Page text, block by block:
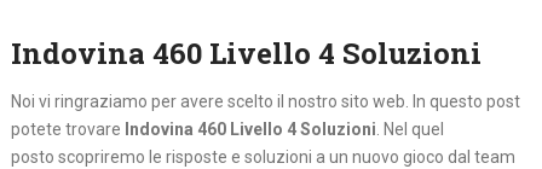
Indovina 460 Livello 4 Soluzioni
Noi vi ringraziamo per avere scelto il nostro sito web. In questo post
potete trovare Indovina 460 Livello 4 Soluzioni. Nel quel
posto scopriremo le risposte e soluzioni a un nuovo gioco dal team